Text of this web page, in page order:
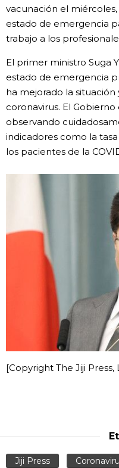
Fragmentos de Japón
Gente
Blog
Tokio
Avisos
vacunación el
estado de emergencia
trabajo a los
El primer ministro Suga
estado de emergencia
ha mejorado la
coronavirus. El
observando
indicadores como la
los pacientes de la
[Copyright The Jiji Press,
Jiji Press